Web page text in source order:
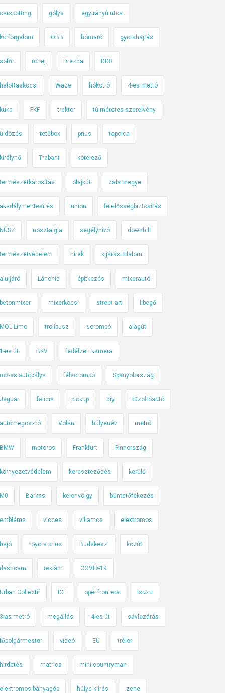
carspotting gólya egyirányú utca
körforgalom OBB hómaró gyorshajtás
sofőr röhej Drezda DDR
halottaskocsi Waze hókotró 4-es metró
kuka FKF traktor túlméretes szerelvény
üldözés tetőbox prius tapolca
királynő Trabant kötelező
természetkárosítás olajkút zala megye
akadálymentesítés union felelősségbiztosítás
NÚSZ nosztalgia segélyhívó downhill
természetvédelem hírek kijárási tilalom
aluljáró Lánchíd építkezés mixerautó
betonmixer mixerkocsi street art libegő
MOL Limo trolibusz sorompó alagút
1-es út BKV fedélzeti kamera
m3-as autópálya félsorompó Spanyolország
Jaguar felicia pickup diy tűzoltóautó
autómegosztó Volán hülyenév metró
BMW motoros Frankfurt Finnország
környezetvédelem kereszteződés kerülő
M0 Barkas kelenvölgy büntetőfékezés
embléma vicces villamos elektromos
hajó toyota prius Budakeszi közút
dashcam reklám COVID-19
Urban Collëctif ICE opel frontera Isuzu
3-as metró megállás 4-es út sávlezárás
főpolgármester videó EU tréler
hirdetés matrica mini countryman
elektromos bányagép hülye kiírás zene